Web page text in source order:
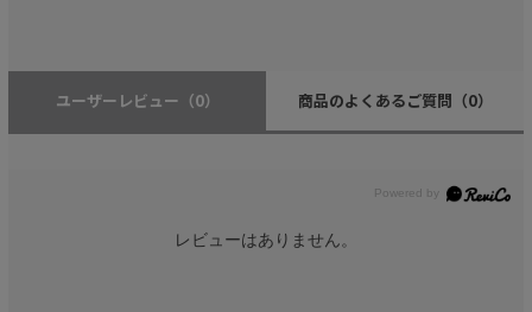
ユーザーレビュー （0） 商品のよくあるご質問 （0）
レビューはありません。